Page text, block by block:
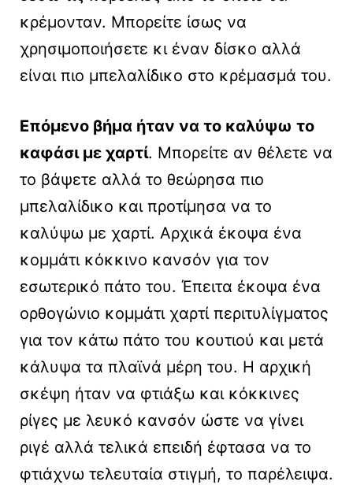
κρέμονταν. Μπορείτε ίσως να
χρησιμοποιήσετε κι έναν δίσκο αλλά
είναι πιο μπελαλίδικο στο κρέμασμά του.
Επόμενο βήμα ήταν να το καλύψω το
καφάσι με χαρτί. Μπορείτε αν θέλετε να
το βάψετε αλλά το θεώρησα πιο
μπελαλίδικο και προτίμησα να το
καλύψω με χαρτί. Αρχικά έκοψα ένα
κομμάτι κόκκινο κανσόν για τον
εσωτερικό πάτο του. Έπειτα έκοψα ένα
ορθογώνιο κομμάτι χαρτί περιτυλίγματος
για τον κάτω πάτο του κουτιού και μετά
κάλυψα τα πλαϊνά μέρη του. Η αρχική
σκέψη ήταν να φτιάξω και κόκκινες
ρίγες με λευκό κανσόν ώστε να γίνει
ριγέ αλλά τελικά επειδή έφτασα να το
φτιάχνω τελευταία στιγμή, το παρέλειψα.